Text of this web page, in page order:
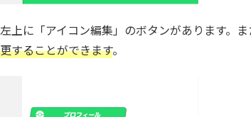
上に「アイコン編集」のボタンがあります。ま
することができます。